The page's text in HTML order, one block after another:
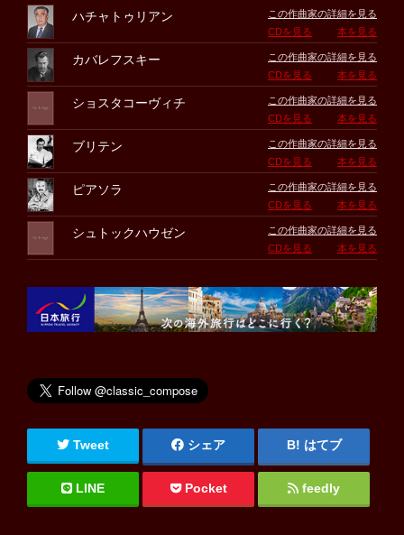
ハチャトゥリアン
この作曲家の詳細を見る
CDを見る
本を見る
カバレフスキー
この作曲家の詳細を見る
CDを見る
本を見る
ショスタコーヴィチ
この作曲家の詳細を見る
CDを見る
本を見る
ブリテン
この作曲家の詳細を見る
CDを見る
本を見る
ピアソラ
この作曲家の詳細を見る
CDを見る
本を見る
シュトックハウゼン
この作曲家の詳細を見る
CDを見る
本を見る
Tweet シェア はてブ
LINE Pocket feedly